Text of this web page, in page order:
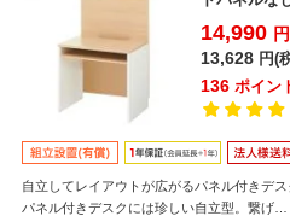
720mm 棚...
14,990
13,628 円(
136 ポイン
自立してレイアウトが広がるパネル付きデ
パネル付きデスクには珍しい自立型。繋げ…